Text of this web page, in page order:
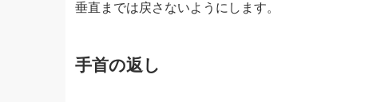
垂直までは戻さないようにします。
手首の返し